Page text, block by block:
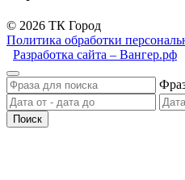
© 2026 ТК Город
Политика обработки
Разработка сайта – Вангер.рф
Поиск